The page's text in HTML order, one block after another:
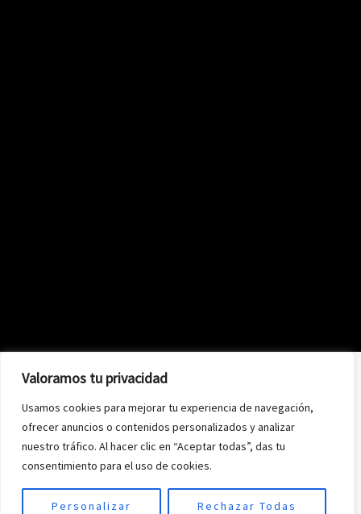
Valoramos tu privacidad
Usamos cookies para mejorar tu experiencia de navegación,
ofrecer anuncios o contenidos personalizados y analizar
nuestro tráfico. Al hacer clic en “Aceptar todas”, das tu
consentimiento para el uso de cookies.
Personalizar Rechazar Todas